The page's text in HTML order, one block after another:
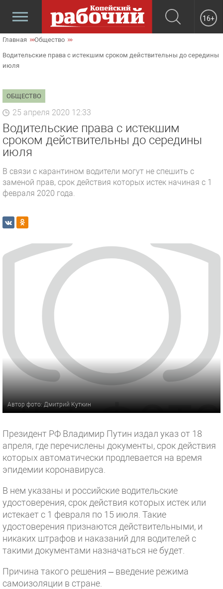
16+
Главная Общество
Водительские права с истекшим сроком действительны до середины
июля
ОБЩЕСТВО
25 апреля 2020 12:33
Водительские права с истекшим
сроком действительны до середины
июля
В связи с карантином водители могут не спешить с
заменой прав, срок действия которых истек начиная с 1
февраля 2020 года.
Автор фото: Дмитрий Куткин
Президент РФ Владимир Путин издал указ от 18
апреля, где перечислены документы, срок действия
которых автоматически продлевается на время
эпидемии коронавируса.
В нем указаны и российские водительские
удостоверения, срок действия которых истек или
истекает с 1 февраля по 15 июля. Такие
удостоверения признаются действительными, и
никаких штрафов и наказаний для водителей с
такими документами назначаться не будет.
Причина такого решения – введение режима
самоизоляции в стране.